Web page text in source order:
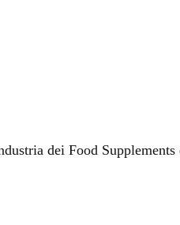
dei Food Supplements